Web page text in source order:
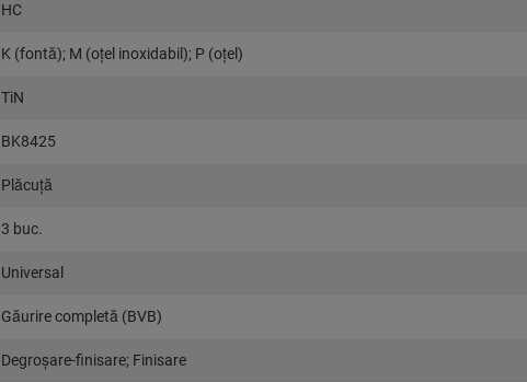
HC
K (fontă); M (oțel inoxidabil); P (oţel)
TiN
BK8425
Plăcuţă
3 buc.
Universal
Găurire completă (BVB)
Degroşare-finisare; Finisare